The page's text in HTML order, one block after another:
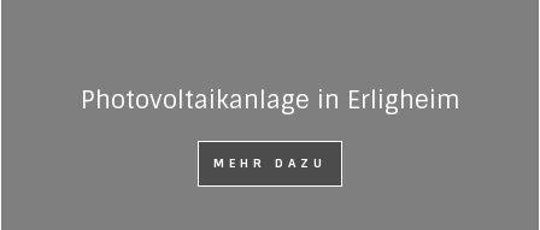
Photovoltaikanlage in Erligheim
MEHR DAZU